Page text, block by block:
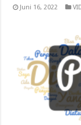
Juni 16, 2022